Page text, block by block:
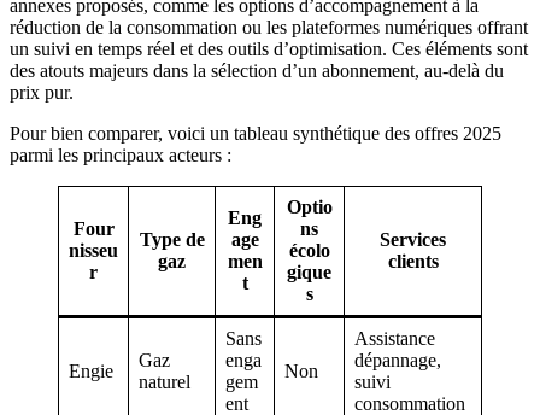
annexes proposés, comme les options d’accompagnement à la
réduction de la consommation ou les plateformes numériques offrant
un suivi en temps réel et des outils d’optimisation. Ces éléments sont
des atouts majeurs dans la sélection d’un abonnement, au-delà du
prix pur.
Pour bien comparer, voici un tableau synthétique des offres 2025
parmi les principaux acteurs :
Four
nisseu
r
Type de
gaz
Eng
age
men
t
Optio
ns
écolo
gique
s
Services
clients
Engie
Gaz
naturel
Sans
enga
gem
ent
Non
Assistance
dépannage,
suivi
consommation